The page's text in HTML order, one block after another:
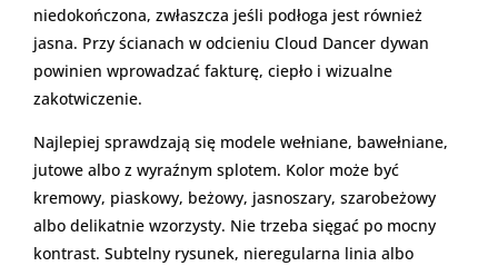
niedokończona, zwłaszcza jeśli podłoga jest również
jasna. Przy ścianach w odcieniu Cloud Dancer dywan
powinien wprowadzać fakturę, ciepło i wizualne
zakotwiczenie.
Najlepiej sprawdzają się modele wełniane, bawełniane,
jutowe albo z wyraźnym splotem. Kolor może być
kremowy, piaskowy, beżowy, jasnoszary, szarobeżowy
albo delikatnie wzorzysty. Nie trzeba sięgać po mocny
kontrast. Subtelny rysunek, nieregularna linia albo